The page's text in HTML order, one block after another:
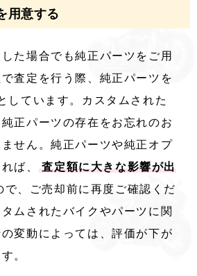
用意する
た場合でも純正パーツをご用
査定を行う際、純正パーツを
しています。カスタムされた
正パーツの存在をお忘れのお
せん。純正パーツや純正オプ
ば、
査定額に大きな影響が出
で、ご売却前に再度ご確認くだ
ムされたバイクやパーツに関
変動によっては、評価が下が
。